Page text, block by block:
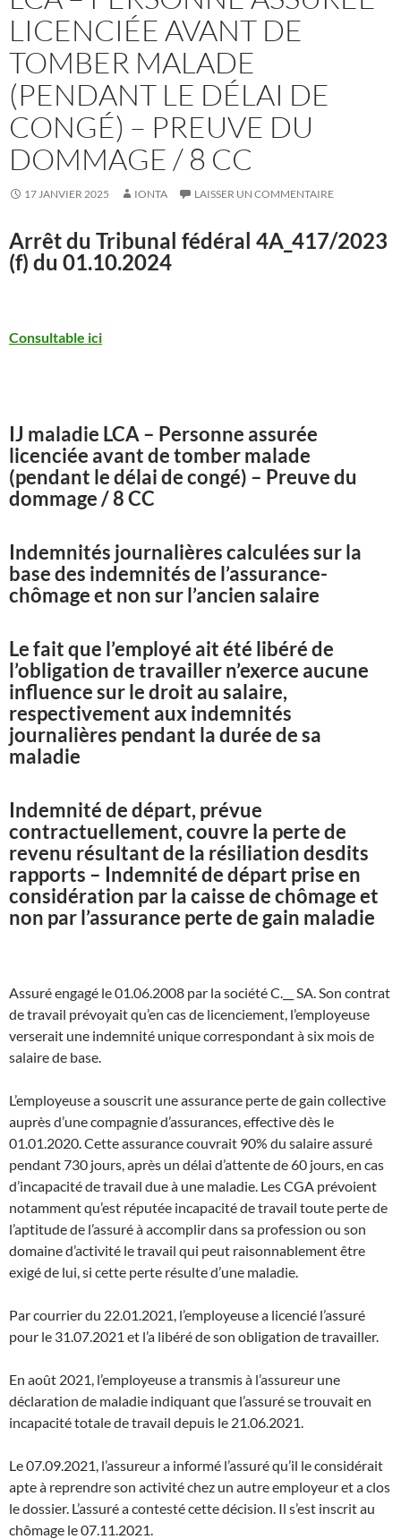
LICENCIÉE AVANT DE
TOMBER MALADE
(PENDANT LE DÉLAI DE
CONGÉ) – PREUVE DU
DOMMAGE / 8 CC
17 JANVIER 2025 IONTA LAISSER UN COMMENTAIRE
Arrêt du Tribunal fédéral 4A_417/2023
(f) du 01.10.2024
Consultable ici
IJ maladie LCA – Personne assurée
licenciée avant de tomber malade
(pendant le délai de congé) – Preuve du
dommage / 8 CC
Indemnités journalières calculées sur la
base des indemnités de l’assurance-
chômage et non sur l’ancien salaire
Le fait que l’employé ait été libéré de
l’obligation de travailler n’exerce aucune
influence sur le droit au salaire,
respectivement aux indemnités
journalières pendant la durée de sa
maladie
Indemnité de départ, prévue
contractuellement, couvre la perte de
revenu résultant de la résiliation desdits
rapports – Indemnité de départ prise en
considération par la caisse de chômage et
non par l’assurance perte de gain maladie
Assuré engagé le 01.06.2008 par la société C.__ SA. Son contrat
de travail prévoyait qu’en cas de licenciement, l’employeuse
verserait une indemnité unique correspondant à six mois de
salaire de base.
L’employeuse a souscrit une assurance perte de gain collective
auprès d’une compagnie d’assurances, effective dès le
01.01.2020. Cette assurance couvrait 90% du salaire assuré
pendant 730 jours, après un délai d’attente de 60 jours, en cas
d’incapacité de travail due à une maladie. Les CGA prévoient
notamment qu’est réputée incapacité de travail toute perte de
l’aptitude de l’assuré à accomplir dans sa profession ou son
domaine d’activité le travail qui peut raisonnablement être
exigé de lui, si cette perte résulte d’une maladie.
Par courrier du 22.01.2021, l’employeuse a licencié l’assuré
pour le 31.07.2021 et l’a libéré de son obligation de travailler.
En août 2021, l’employeuse a transmis à l’assureur une
déclaration de maladie indiquant que l’assuré se trouvait en
incapacité totale de travail depuis le 21.06.2021.
Le 07.09.2021, l’assureur a informé l’assuré qu’il le considérait
apte à reprendre son activité chez un autre employeur et a clos
le dossier. L’assuré a contesté cette décision. Il s’est inscrit au
chômage le 07.11.2021.